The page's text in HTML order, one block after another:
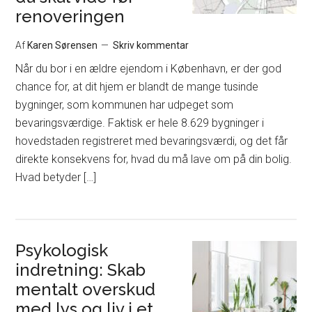
renoveringen
AfKaren Sørensen Skriv kommentar
Når du bor i en ældre ejendom i København, er der god
chance for, at dit hjem er blandt de mange tusinde
bygninger, som kommunen har udpeget som
bevaringsværdige. Faktisk er hele 8.629 bygninger i
hovedstaden registreret med bevaringsværdi, og det får
direkte konsekvens for, hvad du må lave om på din bolig.
Hvad betyder […]
Psykologisk
indretning: Skab
mentalt overskud